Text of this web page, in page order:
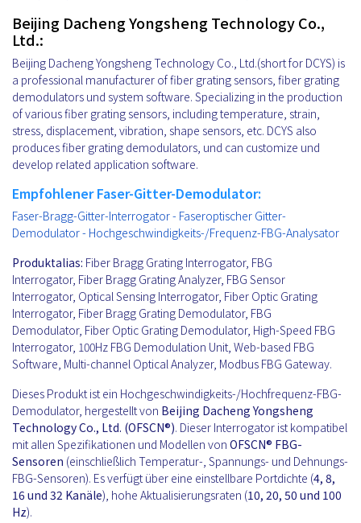
Beijing Dacheng Yongsheng Technology Co.,
Ltd.:
Beijing Dacheng Yongsheng Technology Co., Ltd.(short for DCYS) is
a professional manufacturer of fiber grating sensors, fiber grating
demodulators und system software. Specializing in the production
of various fiber grating sensors, including temperature, strain,
stress, displacement, vibration, shape sensors, etc. DCYS also
produces fiber grating demodulators, und can customize und
develop related application software.
Empfohlener Faser-Gitter-Demodulator:
Faser-Bragg-Gitter-Interrogator - Faseroptischer Gitter-
Demodulator - Hochgeschwindigkeits-/Frequenz-FBG-Analysator
Produktalias: Fiber Bragg Grating Interrogator, FBG
Interrogator, Fiber Bragg Grating Analyzer, FBG Sensor
Interrogator, Optical Sensing Interrogator, Fiber Optic Grating
Interrogator, Fiber Bragg Grating Demodulator, FBG
Demodulator, Fiber Optic Grating Demodulator, High-Speed FBG
Interrogator, 100Hz FBG Demodulation Unit, Web-based FBG
Software, Multi-channel Optical Analyzer, Modbus FBG Gateway.
Dieses Produkt ist ein Hochgeschwindigkeits-/Hochfrequenz-FBG-
Demodulator, hergestellt von Beijing Dacheng Yongsheng
Technology Co., Ltd. (OFSCN®). Dieser Interrogator ist kompatibel
mit allen Spezifikationen und Modellen von OFSCN® FBG-
Sensoren (einschließlich Temperatur-, Spannungs- und Dehnungs-
FBG-Sensoren). Es verfügt über eine einstellbare Portdichte (4, 8,
16 und 32 Kanäle), hohe Aktualisierungsraten (10, 20, 50 und 100
Hz).